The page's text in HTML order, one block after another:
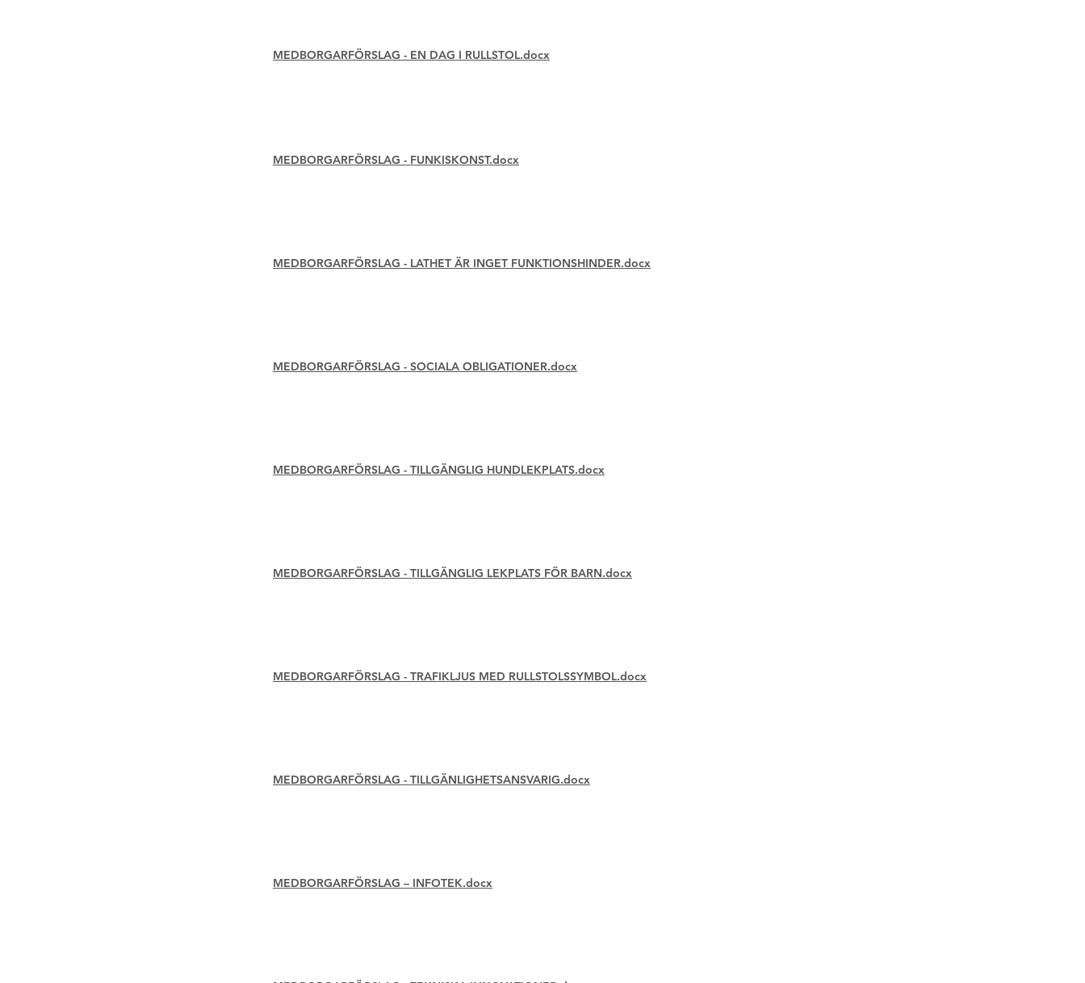
MEDBORGARFÖRSLAG - EN DAG I RULLSTOL.docx
MEDBORGARFÖRSLAG - FUNKISKONST.docx
MEDBORGARFÖRSLAG - LATHET ÄR INGET FUNKTIONSHINDER.docx
MEDBORGARFÖRSLAG - SOCIALA OBLIGATIONER.docx
MEDBORGARFÖRSLAG - TILLGÄNGLIG HUNDLEKPLATS.docx
MEDBORGARFÖRSLAG - TILLGÄNGLIG LEKPLATS FÖR BARN.docx
MEDBORGARFÖRSLAG - TRAFIKLJUS MED RULLSTOLSSYMBOL.docx
MEDBORGARFÖRSLAG - TILLGÄNLIGHETSANSVARIG.docx
MEDBORGARFÖRSLAG – INFOTEK.docx